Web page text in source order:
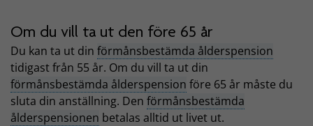
Om du vill ta ut den före 65 år
Du kan ta ut din förmånsbestämda ålderspension
tidigast från 55 år. Om du vill ta ut din
förmånsbestämda ålderspension före 65 år måste du
sluta din anställning. Den förmånsbestämda
ålderspensionen betalas alltid ut livet ut.